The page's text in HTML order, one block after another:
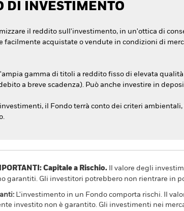
DI INVESTIMENTO
il reddito sull'investimento, in un'ottica di
facilmente acquistate o vendute in condizioni di
gamma di titoli a reddito fisso di elevata
a breve scadenza). Può anche investire in
il Fondo terrà conto dei criteri
Capitale a Rischio. Il valore degli
garantiti. Gli investitori potrebbero non rientrare in
L'investimento in un Fondo comporta rischi. Il
investito non è garantito. Gli investimenti nei